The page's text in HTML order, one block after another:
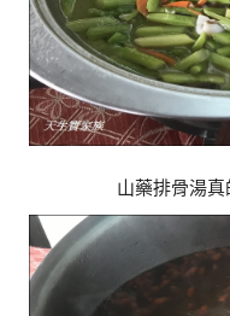
山藥排骨湯